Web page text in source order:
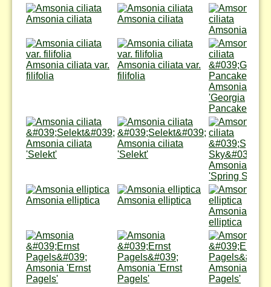
Amsonia ciliata
Amsonia ciliata
Amsonia
Amsonia ciliata var.
filifolia
Amsonia ciliata var.
filifolia
Amsonia
'Georgia
Pancake'
Amsonia ciliata
'Selekt'
Amsonia ciliata
'Selekt'
Amsonia
'Spring Sky'
Amsonia elliptica
Amsonia elliptica
Amsonia
elliptica
Amsonia 'Ernst
Pagels'
Amsonia 'Ernst
Pagels'
Amsonia
Pagels'